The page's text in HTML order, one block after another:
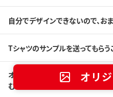
オリ
自分でデザインできないので、お
Tシャツのサンプルを送ってもら
オリジナルTシャツを初めて作る
むのですか？